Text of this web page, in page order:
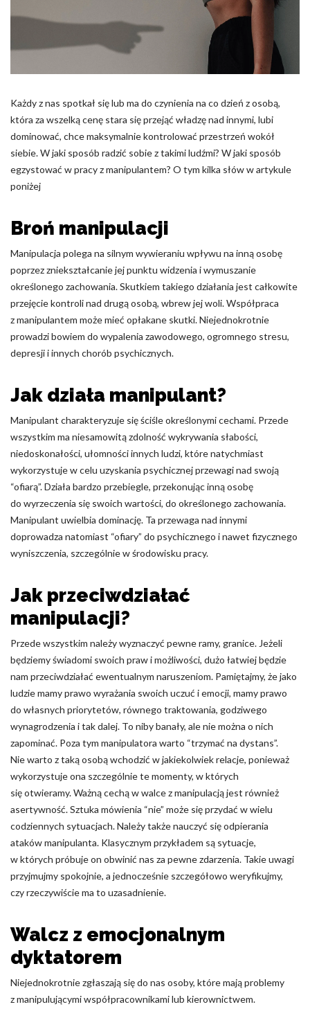
Każdy z nas spotkał się lub ma do czynienia na co dzień z osobą,
która za wszelką cenę stara się przejąć władzę nad innymi, lubi
dominować, chce maksymalnie kontrolować przestrzeń wokół
siebie. W jaki sposób radzić sobie z takimi ludźmi? W jaki sposób
egzystować w pracy z manipulantem? O tym kilka słów w artykule
poniżej
Broń manipulacji
Manipulacja polega na silnym wywieraniu wpływu na inną osobę
poprzez zniekształcanie jej punktu widzenia i wymuszanie
określonego zachowania. Skutkiem takiego działania jest całkowite
przejęcie kontroli nad drugą osobą, wbrew jej woli. Współpraca
z manipulantem może mieć opłakane skutki. Niejednokrotnie
prowadzi bowiem do wypalenia zawodowego, ogromnego stresu,
depresji i innych chorób psychicznych.
Jak działa manipulant?
Manipulant charakteryzuje się ściśle określonymi cechami. Przede
wszystkim ma niesamowitą zdolność wykrywania słabości,
niedoskonałości, ułomności innych ludzi, które natychmiast
wykorzystuje w celu uzyskania psychicznej przewagi nad swoją
“ofiarą”. Działa bardzo przebiegle, przekonując inną osobę
do wyrzeczenia się swoich wartości, do określonego zachowania.
Manipulant uwielbia dominację. Ta przewaga nad innymi
doprowadza natomiast “ofiary” do psychicznego i nawet fizycznego
wyniszczenia, szczególnie w środowisku pracy.
Jak przeciwdziałać
manipulacji?
Przede wszystkim należy wyznaczyć pewne ramy, granice. Jeżeli
będziemy świadomi swoich praw i możliwości, dużo łatwiej będzie
nam przeciwdziałać ewentualnym naruszeniom. Pamiętajmy, że jako
ludzie mamy prawo wyrażania swoich uczuć i emocji, mamy prawo
do własnych priorytetów, równego traktowania, godziwego
wynagrodzenia i tak dalej. To niby banały, ale nie można o nich
zapominać. Poza tym manipulatora warto “trzymać na dystans”.
Nie warto z taką osobą wchodzić w jakiekolwiek relacje, ponieważ
wykorzystuje ona szczególnie te momenty, w których
się otwieramy. Ważną cechą w walce z manipulacją jest również
asertywność. Sztuka mówienia “nie” może się przydać w wielu
codziennych sytuacjach. Należy także nauczyć się odpierania
ataków manipulanta. Klasycznym przykładem są sytuacje,
w których próbuje on obwinić nas za pewne zdarzenia. Takie uwagi
przyjmujmy spokojnie, a jednocześnie szczegółowo weryfikujmy,
czy rzeczywiście ma to uzasadnienie.
Walcz z emocjonalnym
dyktatorem
Niejednokrotnie zgłaszają się do nas osoby, które mają problemy
z manipulującymi współpracownikami lub kierownictwem.
zapamiętanie informacji, które zmieniają wygląd lub
funkcjonowanie strony, np. preferowany język lub region, w
którym znajduje się użytkownik.
Statystyczne pliki cookie pomagają właścicielem stron
internetowych zrozumieć, w jaki sposób różni użytkownicy
zachowują się na stronie, gromadząc i zgłaszając anonimowe
informacje.
Marketing
użytkowników na stronach internetowych. Celem jest
wyświetlanie reklam, które są istotne i interesujące dla
poszczególnych użytkowników i tym samym bardziej cenne dla
wydawców i reklamodawców strony trzeciej.
Nieklasyfikowane
Nieklasyfikowane pliki cookie, to pliki, które są w procesie
Odrzuć
Zapisz moje preferencje
Akceptuj wszystko